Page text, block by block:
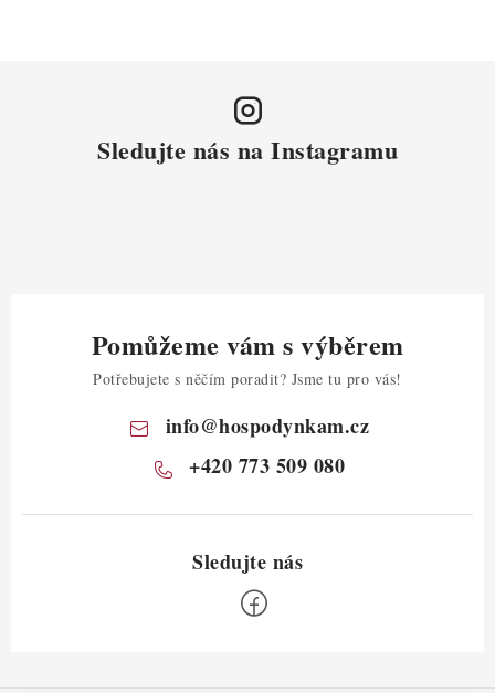
Sledujte nás na Instagramu
Pomůžeme vám s výběrem
Potřebujete s něčím poradit? Jsme tu pro vás!
info@hospodynkam.cz
+420 773 509 080